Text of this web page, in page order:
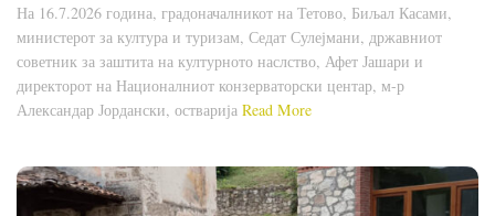
На 16.7.2026 година, градоначалникот на Тетово, Биљал Касами,
министерот за култура и туризам, Седат Сулејмани, државниот
советник за заштита на културното наслство, Афет Јашари и
директорот на Националниот конзерваторски центар, м-р
Александар Јордански, остварија Read More